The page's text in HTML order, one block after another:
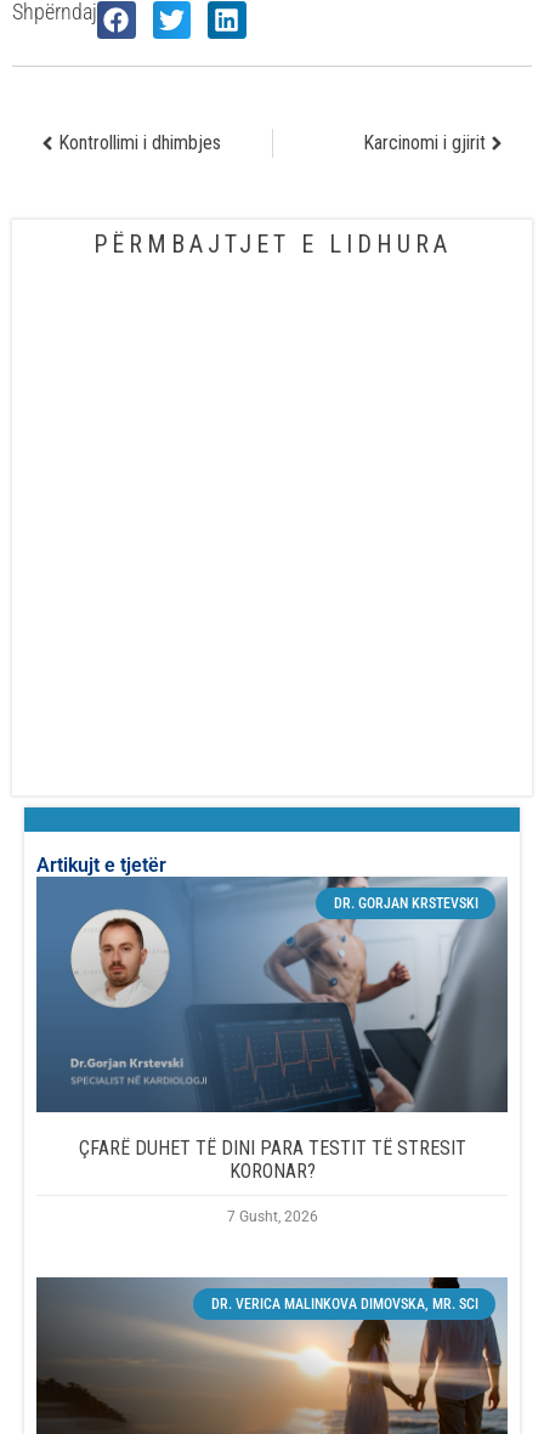
Shpërndaj
Kontrollimi i dhimbjes Karcinomi i gjirit
PËRMBAJTJET E LIDHURA
Artikujt e tjetër
DR. GORJAN KRSTEVSKI
ÇFARË DUHET TË DINI PARA TESTIT TË STRESIT
KORONAR?
7 Gusht, 2026
DR. VERICA MALINKOVA DIMOVSKA, MR. SCI